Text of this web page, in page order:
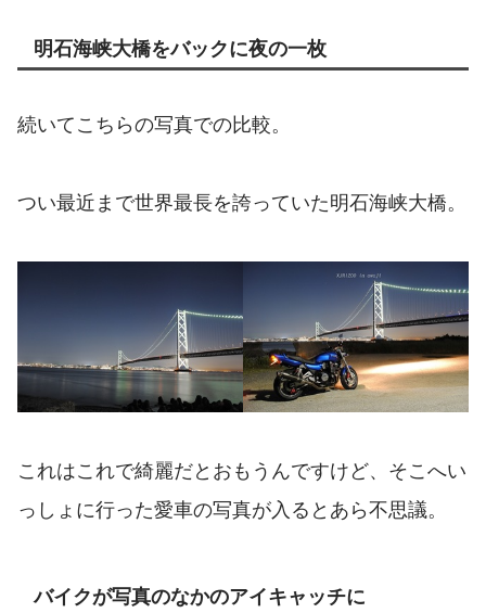
明石海峡大橋をバックに夜の一枚
続いてこちらの写真での比較。
つい最近まで世界最長を誇っていた明石海峡大橋。
これはこれで綺麗だとおもうんですけど、そこへい
っしょに行った愛車の写真が入るとあら不思議。
バイクが写真のなかのアイキャッチに